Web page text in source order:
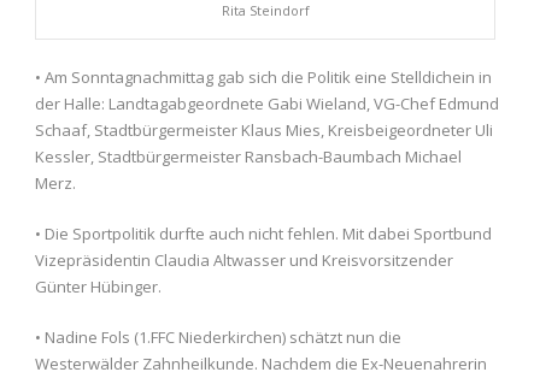
Rita Steindorf
• Am Sonntagnachmittag gab sich die Politik eine Stelldichein in
der Halle: Landtagabgeordnete Gabi Wieland, VG-Chef Edmund
Schaaf, Stadtbürgermeister Klaus Mies, Kreisbeigeordneter Uli
Kessler, Stadtbürgermeister Ransbach-Baumbach Michael
Merz.
• Die Sportpolitik durfte auch nicht fehlen. Mit dabei Sportbund
Vizepräsidentin Claudia Altwasser und Kreisvorsitzender
Günter Hübinger.
• Nadine Fols (1.FFC Niederkirchen) schätzt nun die
Westerwälder Zahnheilkunde. Nachdem die Ex-Neuenahrerin